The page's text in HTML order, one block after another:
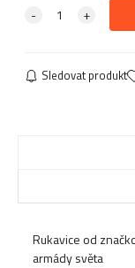
Sledovat produkt
Rukavice od
armády světa